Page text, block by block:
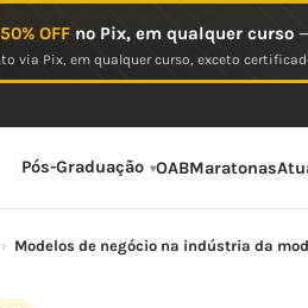
50% OFFno Pix, em qualquer curso—
via Pix, em qualquer curso, exceto
Pós-Graduação OABMaratonas
› Modelos de negócio na indústria da